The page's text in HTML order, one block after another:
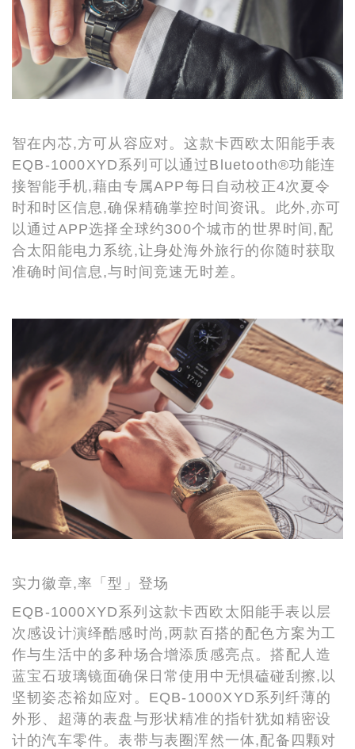
智在内芯,方可从容应对。这款卡西欧太阳能手表
EQB-1000XYD系列可以通过Bluetooth®功能连
接智能手机,藉由专属APP每日自动校正4次夏令
时和时区信息,确保精确掌控时间资讯。此外,亦可
以通过APP选择全球约300个城市的世界时间,配
合太阳能电力系统,让身处海外旅行的你随时获取
准确时间信息,与时间竞速无时差。
实力徽章,率「型」登场
EQB-1000XYD系列这款卡西欧太阳能手表以层
次感设计演绎酷感时尚,两款百搭的配色方案为工
作与生活中的多种场合增添质感亮点。搭配人造
蓝宝石玻璃镜面确保日常使用中无惧磕碰刮擦,以
坚韧姿态裕如应对。EQB-1000XYD系列纤薄的
外形、超薄的表盘与形状精准的指针犹如精密设
计的汽车零件。表带与表圈浑然一体,配备四颗对